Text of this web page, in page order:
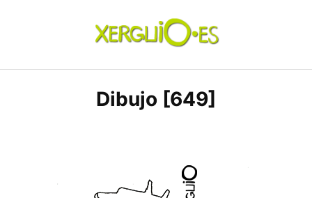
xerguio.ES | ilustración
Dibujo [649]